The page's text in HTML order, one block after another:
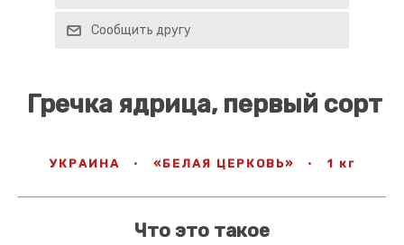
Сообщить другу
Гречка ядрица, первый сорт
УКРАИНА · «БЕЛАЯ ЦЕРКОВЬ» · 1 кг
Что это такое